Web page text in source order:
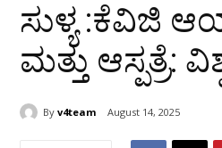
ಸುಳ್ಯ :ಕೆವಿಜಿ
ಮತ್ತು ಆಸ್ಪತ್ರೆ:
By v4team August 14, 2025